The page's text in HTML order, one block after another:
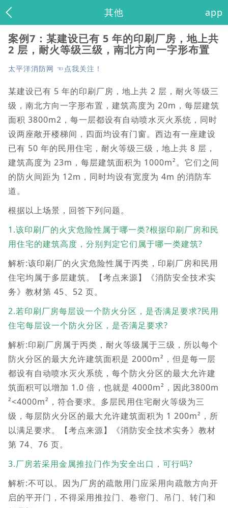
其他 app
案例7：某建设已有 5 年的印刷厂房，地上共
2 层，耐火等级三级，南北方向一字形布置
太平洋消防网 ☜点我关注！
某建设已有 5 年的印刷厂房，地上共 2 层，耐火等级三
级，南北方向一字形布置，建筑高度为 20m，每层建筑
面积 3800m2，每一层都设有自动喷水灭火系统，同时
设两座敞开楼梯间，四面均设有门窗。西边有一座建设
已有 50 年的民用住宅，耐火等级三级，地上共 8 层，
建筑高度为 23m，每层建筑面积为 1000m²。它们之间
的防火间距为 12m，同时均设有宽度为 4m 的消防车
道。
根据以上场景，回答下列问题。
1.该印刷厂的火灾危险性属于哪一类?根据印刷厂房和民
用住宅的建筑高度，分别判定它们属于哪一类建筑?
解析:该印刷厂的火灾危险性属于丙类，印刷厂房和民用
住宅均属于多层建筑。【考点来源】《消防安全技术实
务》教材第 45、52 页。
2.若印刷厂房每层设一个防火分区，是否满足要求?民用
住宅每层设一个防火分区，是否满足要求?
解析:印刷厂房属于丙类，耐火等级属于三级，所以每个
防火分区的最大允许建筑面积是 2000m²，但是每一层
都设有自动喷水灭火系统，每个防火分区的最大允许建
筑面积可以增加 1.0 倍，也就是 4000m²，因此3800m
²<4000m²，符合要求。多层民用住宅耐火等级为三
级，每层防火分区的最大允许建筑面积为 1 200m²，所
以满足要求。【考点来源】《消防安全技术实务》教材
第 74、76 页。
3.厂房若采用金属推拉门作为安全出口，可行吗?
解析:不可以。因为厂房的疏散用门应采用向疏散方向开
启的平开门，不得采用推拉门、卷帘门、吊门、转门和